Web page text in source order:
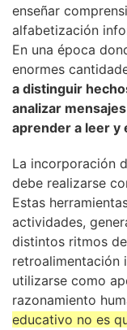
enseñar
alfabetización
En una época
enormes
a distinguir
analizar
aprender a leer y
La incorporación
debe realizarse
Estas
actividades,
distintos ritmos
retroalimentación
utilizarse como
razonamiento
educativo no es